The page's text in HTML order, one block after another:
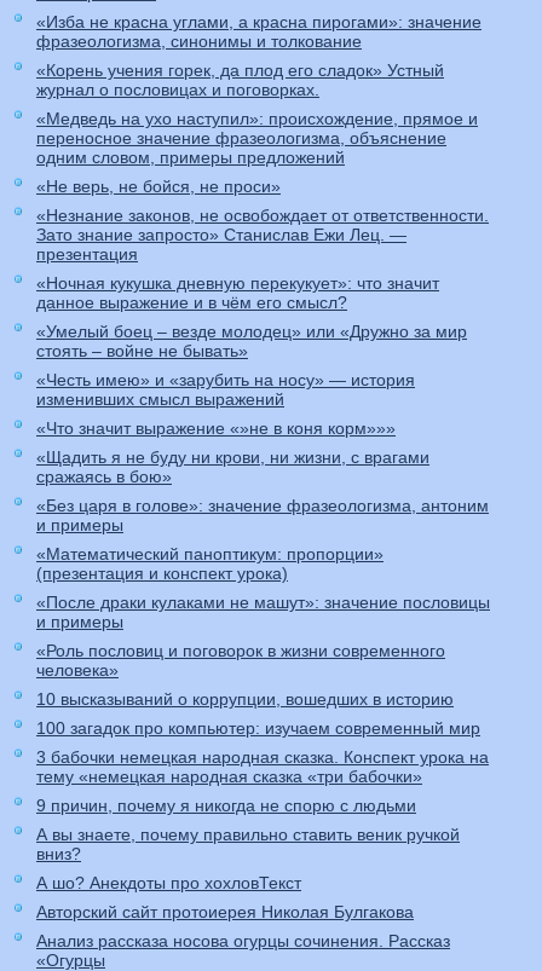
«Изба не красна углами, а красна пирогами»: значение
фразеологизма, синонимы и толкование
«Корень учения горек, да плод его сладок» Устный
журнал о пословицах и поговорках.
«Медведь на ухо наступил»: происхождение, прямое и
переносное значение фразеологизма, объяснение
одним словом, примеры предложений
«Не верь, не бойся, не проси»
«Незнание законов, не освобождает от ответственности.
Зато знание запросто» Станислав Ежи Лец. —
презентация
«Ночная кукушка дневную перекукует»: что значит
данное выражение и в чём его смысл?
«Умелый боец – везде молодец» или «Дружно за мир
стоять – войне не бывать»
«Честь имею» и «зарубить на носу» — история
изменивших смысл выражений
«Что значит выражение «»не в коня корм»»»
«Щадить я не буду ни крови, ни жизни, с врагами
сражаясь в бою»
«Без царя в голове»: значение фразеологизма, антоним
и примеры
«Математический паноптикум: пропорции»
(презентация и конспект урока)
«После драки кулаками не машут»: значение пословицы
и примеры
«Роль пословиц и поговорок в жизни современного
человека»
10 высказываний о коррупции, вошедших в историю
100 загадок про компьютер: изучаем современный мир
3 бабочки немецкая народная сказка. Конспект урока на
тему «немецкая народная сказка «три бабочки»
9 причин, почему я никогда не спорю с людьми
А вы знаете, почему правильно ставить веник ручкой
вниз?
А шо? Анекдоты про хохловТекст
Авторский сайт протоиерея Николая Булгакова
Анализ рассказа носова огурцы сочинения. Рассказ
«Огурцы